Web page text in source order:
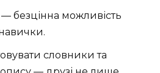
безцінна можливість
словники та